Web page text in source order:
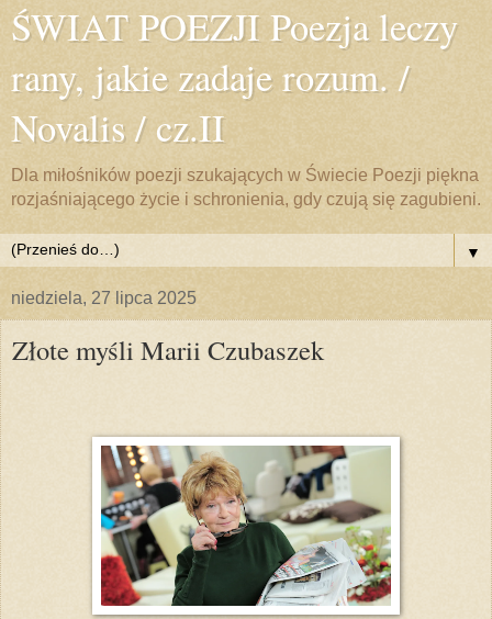
ŚWIAT POEZJI Poezja leczy
rany, jakie zadaje rozum. /
Novalis / cz.II
Dla miłośników poezji szukających w Świecie Poezji piękna
rozjaśniającego życie i schronienia, gdy czują się zagubieni.
▼
niedziela, 27 lipca 2025
Złote myśli Marii Czubaszek